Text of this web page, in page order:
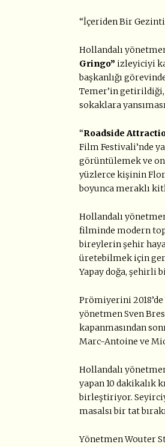
“İçeriden Bir
Hollandalı
Gringo” izleyiciyi
başkanlığı
Temer’in
sokaklara
“Roadside
Film Festivali’nde
görüntülemek ve
yüzlerce kişinin
boyunca meraklı
Hollandalı
filminde modern
bireylerin şehir
üretebilmek için
Yapay doğa, şehirli
Prömiyerini
yönetmen Sven
kapanmasından
Marc-Antoine ve
Hollandalı
yapan 10 dakikalık
birleştiriyor.
masalsı bir tat
Yönetmen Wouter